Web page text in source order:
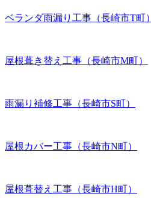
ベランダ雨漏り工事（長崎市T町）
屋根葺き替え工事（長崎市M町）
雨漏り補修工事（長崎市S町）
屋根カバー工事（長崎市N町）
屋根葺替え工事（長崎市H町）